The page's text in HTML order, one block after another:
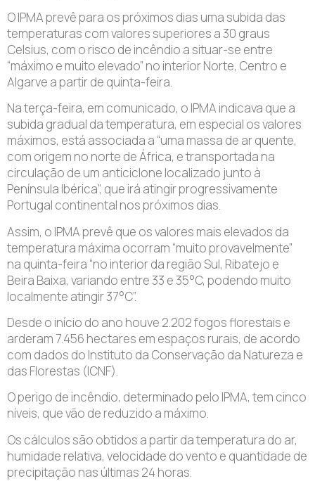
O IPMA prevê para os próximos dias uma subida das
temperaturas com valores superiores a 30 graus
Celsius, com o risco de incêndio a situar-se entre
“máximo e muito elevado” no interior Norte, Centro e
Algarve a partir de quinta-feira.
Na terça-feira, em comunicado, o IPMA indicava que a
subida gradual da temperatura, em especial os valores
máximos, está associada a “uma massa de ar quente,
com origem no norte de África, e transportada na
circulação de um anticiclone localizado junto à
Península Ibérica”, que irá atingir progressivamente
Portugal continental nos próximos dias.
Assim, o IPMA prevê que os valores mais elevados da
temperatura máxima ocorram “muito provavelmente”
na quinta-feira “no interior da região Sul, Ribatejo e
Beira Baixa, variando entre 33 e 35°C, podendo muito
localmente atingir 37°C”.
Desde o início do ano houve 2.202 fogos florestais e
arderam 7.456 hectares em espaços rurais, de acordo
com dados do Instituto da Conservação da Natureza e
das Florestas (ICNF).
O perigo de incêndio, determinado pelo IPMA, tem cinco
níveis, que vão de reduzido a máximo.
Os cálculos são obtidos a partir da temperatura do ar,
humidade relativa, velocidade do vento e quantidade de
precipitação nas últimas 24 horas.